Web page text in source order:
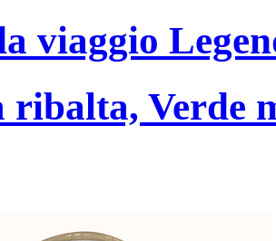
viaggio
ribalta, Verde